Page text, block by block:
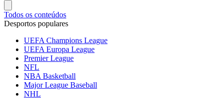
Todos os conteúdos
Desportos populares
UEFA Champions League
UEFA Europa League
Premier League
NFL
NBA Basketball
Major League Baseball
NHL